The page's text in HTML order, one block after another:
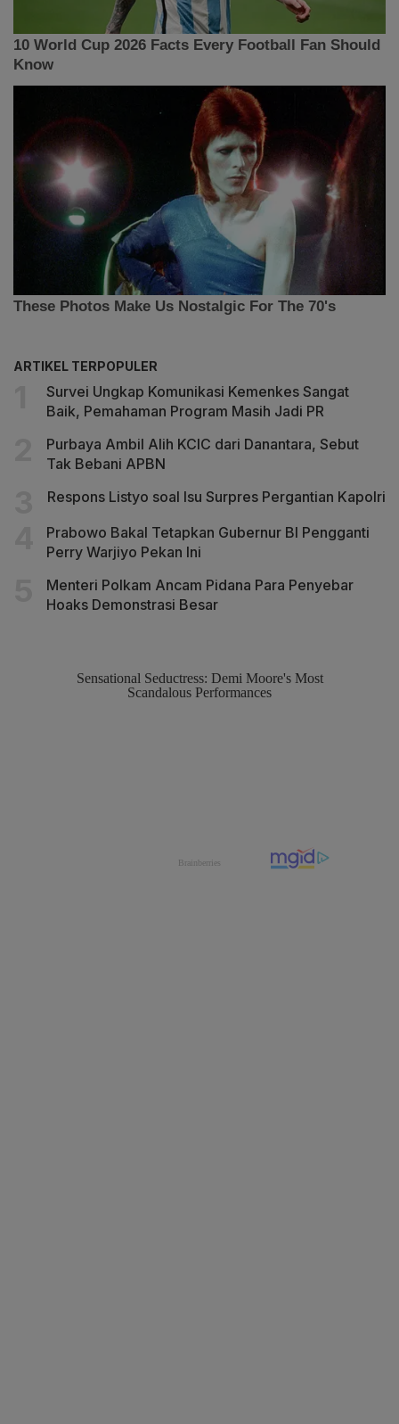
ARTIKEL TERPOPULER
Survei Ungkap Komunikasi Kemenkes Sangat
Baik, Pemahaman Program Masih Jadi PR
Purbaya Ambil Alih KCIC dari Danantara, Sebut
Tak Bebani APBN
Respons Listyo soal Isu Surpres Pergantian Kapolri
Prabowo Bakal Tetapkan Gubernur BI Pengganti
Perry Warjiyo Pekan Ini
Menteri Polkam Ancam Pidana Para Penyebar
Hoaks Demonstrasi Besar